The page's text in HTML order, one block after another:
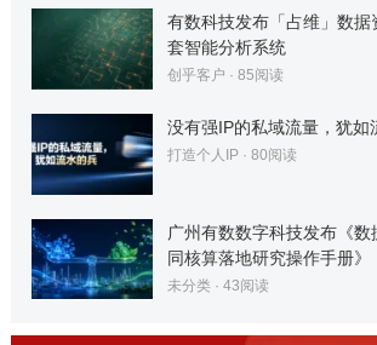
有数科技发布「占维」数据
套智能分析系统
创乎客户 · 85阅读
没有强IP的私域流量，犹如
打造个人IP· 80阅读
广州有数数字科技发布《
同核算落地研究操作手册》
未分类· 43阅读